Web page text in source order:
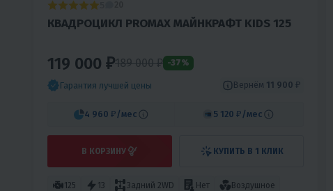
КВАДРОЦИКЛ PROMAX МАЙНКРАФТ KIDS 125
119 000 ₽189 000₽ -37%
Гарантия лучшей цены Вернём 11 900 ₽
4 960 ₽ /мес 5 120 ₽ /мес
В КОРЗИНУ КУПИТЬ В 1 КЛИК
125 13 Задний 2WD Нет
Воздушное